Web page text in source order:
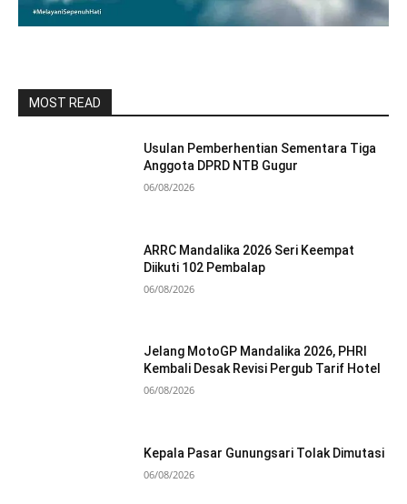
MOST READ
Usulan Pemberhentian Sementara Tiga
Anggota DPRD NTB Gugur
06/08/2026
ARRC Mandalika 2026 Seri Keempat
Diikuti 102 Pembalap
06/08/2026
Jelang MotoGP Mandalika 2026, PHRI
Kembali Desak Revisi Pergub Tarif Hotel
06/08/2026
Kepala Pasar Gunungsari Tolak Dimutasi
06/08/2026